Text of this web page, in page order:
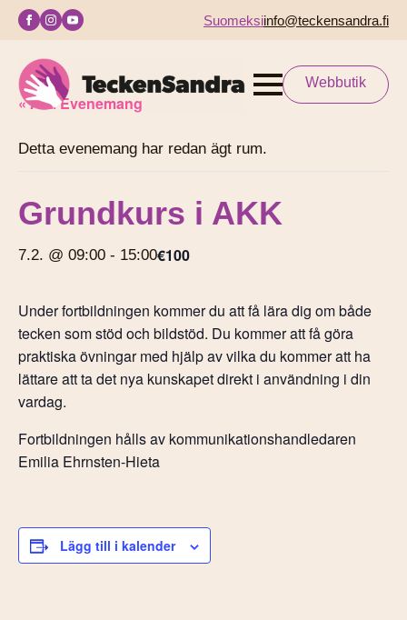
Suomeksiinfo@teckensandra.fi
Webbutik
« Alla Evenemang
Detta evenemang har redan ägt rum.
Grundkurs i AKK
7.2. @ 09:00 - 15:00€100
Under fortbildningen kommer du att få lära dig om både
tecken som stöd och bildstöd. Du kommer att få göra
praktiska övningar med hjälp av vilka du kommer att ha
lättare att ta det nya kunskapet direkt i användning i din
vardag.
Fortbildningen hålls av kommunikationshandledaren
Emilia Ehrnsten-Hieta
Lägg till i kalender